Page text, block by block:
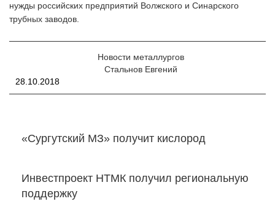
нужды российских предприятий Волжского и Синарского
трубных заводов.
Новости металлургов
Стальнов Евгений
28.10.2018
«Сургутский МЗ» получит кислород
Инвестпроект НТМК получил региональную
поддержку